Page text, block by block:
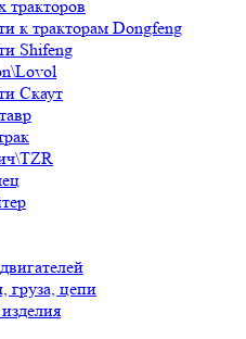
тракторов
к тракторам Dongfeng
Shifeng
Скаут
груза, цепи